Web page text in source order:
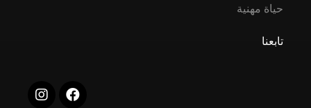
حياة مهنية
تابعنا